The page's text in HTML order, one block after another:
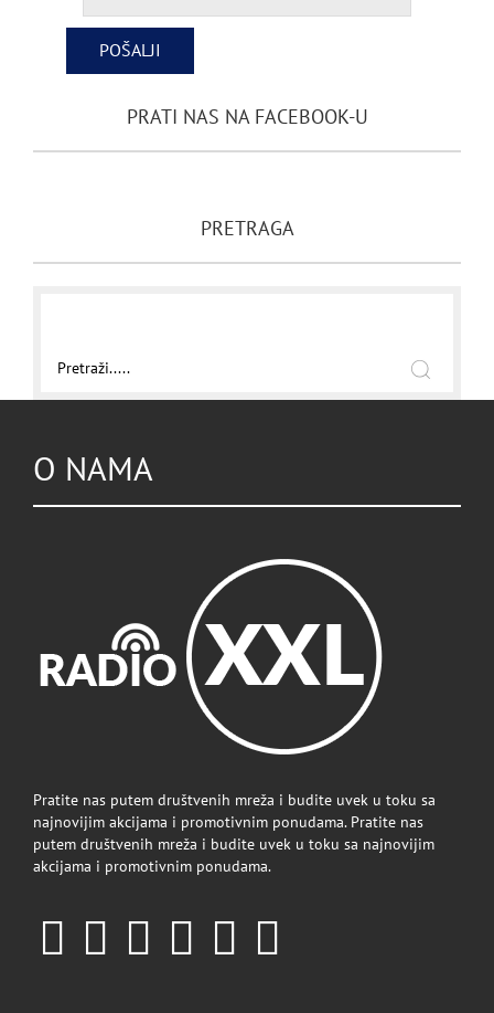
PRATI NAS NA FACEBOOK-U
PRETRAGA
O NAMA
Pratite nas putem društvenih mreža i budite uvek u toku sa
najnovijim akcijama i promotivnim ponudama. Pratite nas
putem društvenih mreža i budite uvek u toku sa najnovijim
akcijama i promotivnim ponudama.